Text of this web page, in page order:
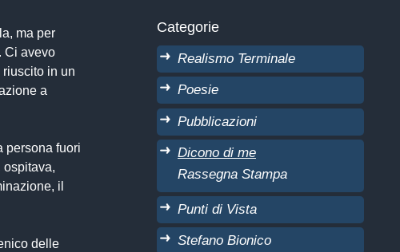
ma per
Ci avevo
in un
a
persona fuori
ospitava,
il
delle
Categorie
Realismo Terminale
Poesie
Pubblicazioni
Dicono di me
Rassegna Stampa
Punti di Vista
Stefano Bionico